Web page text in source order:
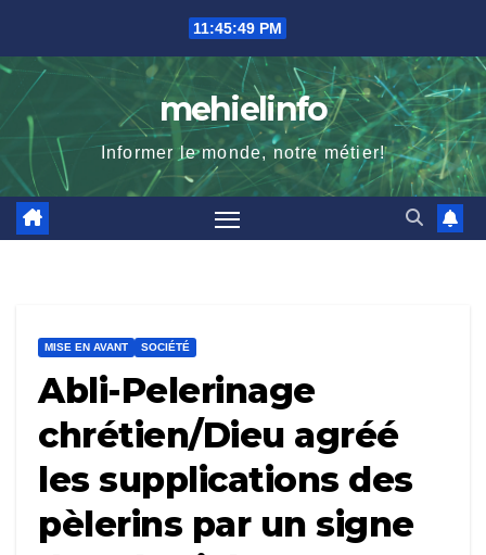
content
11:45:50 PM
mehielinfo
Informer le monde, notre métier!
MISE EN AVANT SOCIÉTÉ
Abli-Pelerinage
chrétien/Dieu agréé
les supplications des
pèlerins par un signe